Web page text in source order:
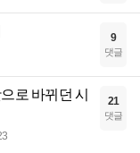
9
댓글
로 바뀌던 시
21
댓글